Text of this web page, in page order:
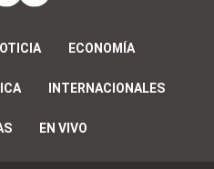
ECONOMÍA
INTERNACIONALES
EN VIVO